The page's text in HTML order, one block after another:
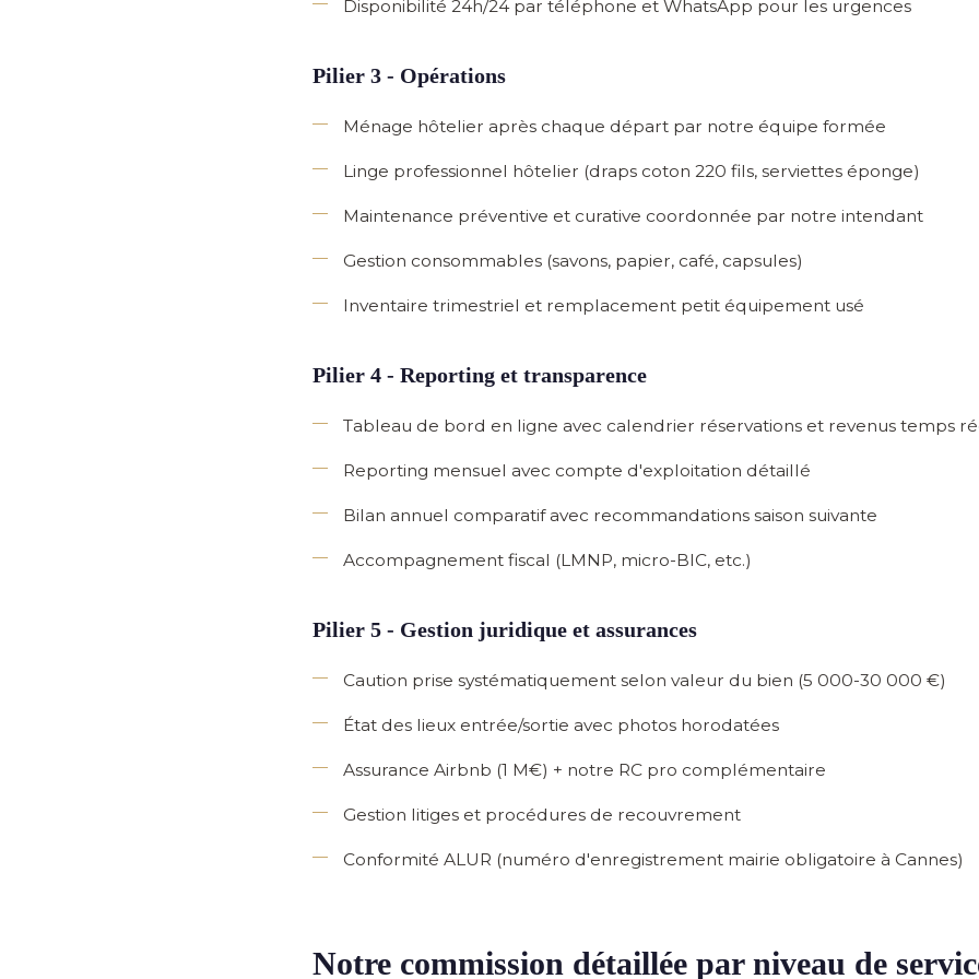
Disponibilité 24h/24par téléphone et WhatsApp pour les urgences
Pilier 3 - Opérations
Ménage hôtelier après chaque départ par notre équipe formée
Linge professionnel hôtelier (draps coton 220 fils, serviettes éponge)
Maintenance préventive et curative coordonnée par notre intendant
Gestion consommables (savons, papier, café, capsules)
Inventaire trimestriel et remplacement petit équipement usé
Pilier 4 - Reporting et transparence
Tableau de bord en ligne avec calendrier réservations et revenus temps
Reporting mensuel avec compte d'exploitation détaillé
Bilan annuel comparatifavec recommandations saison suivante
Accompagnement fiscal (LMNP, micro-BIC, etc.)
Pilier 5 - Gestion juridique et assurances
Caution prise systématiquement selon valeur du bien (5 000-30 000 €)
État des lieux entrée/sortie avec photos horodatées
Assurance Airbnb (1 M€) + notre RC pro complémentaire
Gestion litiges et procédures de recouvrement
Conformité ALUR (numéro d'enregistrement mairie obligatoire à Cannes)
Notre commission détaillée par niveau de